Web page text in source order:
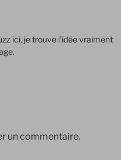
ici, je trouve l’idée vraiment
un commentaire.